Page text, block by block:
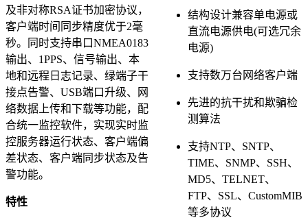
及非对称RSA证书加密协议，
客户端时间同步精度优于2毫
秒。同时支持串口NMEA0183
输出、1PPS、信号输出、本
地和远程日志记录、绿端子干
接点告警、USB端口升级、网
络数据上传和下载等功能，配
合统一监控软件，实现实时监
控服务器运行状态、客户端偏
差状态、客户端同步状态及告
警功能。
特性
结构设计兼容单电源或
直流电源供电(可选冗余
电源)
支持数万台网络客户端
先进的抗干扰和欺骗检
测算法
支持NTP、SNTP、
TIME、SNMP、SSH、
MD5、TELNET、
FTP、SSL、CustomMIB
等多协议